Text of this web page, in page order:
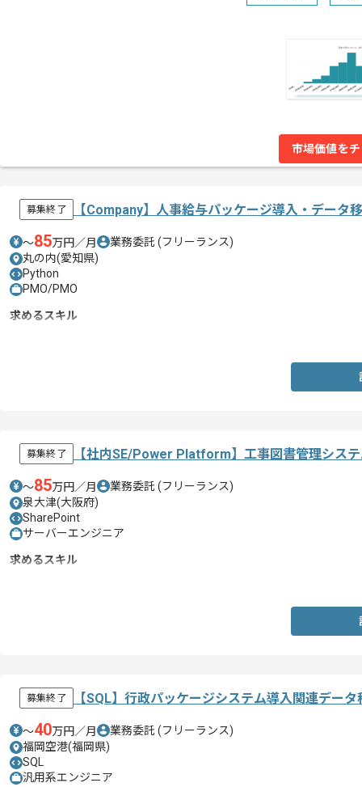
市場価値を
募集終了 【Company】人事給与パッケージ導入・データ
〜85万円／月 業務委託 (フリーランス)
丸の内(愛知県)
Python
PMO/PMO
求めるスキル
募集終了 【社内SE/Power Platform】工事図書管理シス
〜85万円／月 業務委託 (フリーランス)
泉大津(大阪府)
SharePoint
サーバーエンジニア
求めるスキル
募集終了 【SQL】行政パッケージシステム導入関連デー
〜40万円／月 業務委託 (フリーランス)
福岡空港(福岡県)
SQL
汎用系エンジニア